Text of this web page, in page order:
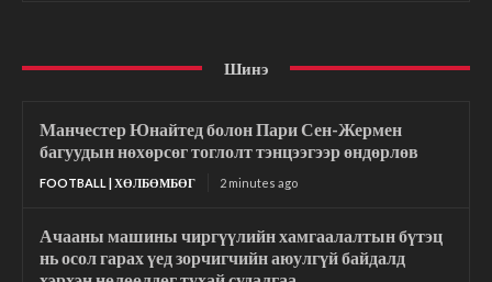
Шинэ
Манчестер Юнайтед болон Пари Сен-Жермен
багуудын нөхөрсөг тоглолт тэнцээгээр өндөрлөв
FOOTBALL | ХӨЛБӨМБӨГ 2 minutes ago
Ачааны машины чиргүүлийн хамгаалалтын бүтэц
нь осол гарах үед зорчигчийн аюулгүй байдалд